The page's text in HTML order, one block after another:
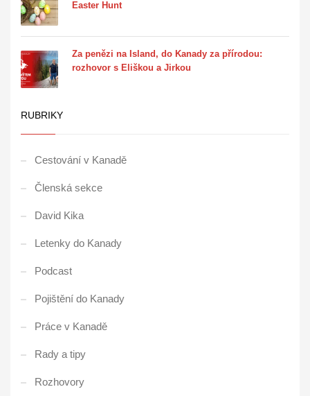
Easter Hunt
Za penězi na Island, do Kanady za přírodou:
rozhovor s Eliškou a Jirkou
RUBRIKY
Cestování v Kanadě
Členská sekce
David Kika
Letenky do Kanady
Podcast
Pojištění do Kanady
Práce v Kanadě
Rady a tipy
Rozhovory